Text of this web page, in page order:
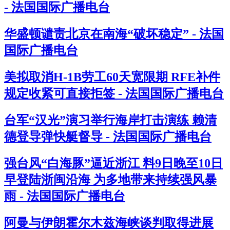
- 法国国际广播电台
华盛顿谴责北京在南海“破坏稳定” - 法国
国际广播电台
美拟取消H-1B劳工60天宽限期 RFE补件
规定收紧可直接拒签 - 法国国际广播电台
台军“汉光”演习举行海岸打击演练 赖清
德登导弹快艇督导 - 法国国际广播电台
强台风“白海豚”逼近浙江 料9日晚至10日
早登陆浙闽沿海 为多地带来持续强风暴
雨 - 法国国际广播电台
阿曼与伊朗霍尔木兹海峡谈判取得进展